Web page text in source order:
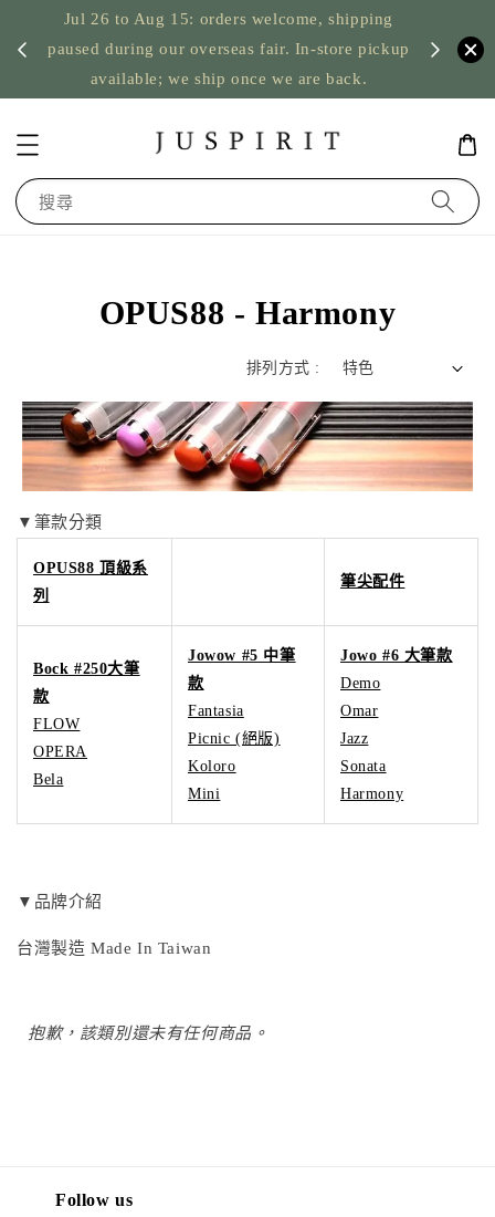
Jul 26 to Aug 15: orders welcome, shipping
paused during our overseas fair. In-store pickup
available; we ship once we are back.
US
搜尋
OPUS88 - Harmony
排列方式 :
OPUS88 頂級系
列
筆尖配件
Bock #250大筆
款
FLOW
OPERA
Bela
Jowow #5 中筆
款
Fantasia
Picnic (絕版)
Koloro
Mini
Jowo #6 大筆款
Demo
Omar
Jazz
Sonata
Harmony
▼筆款分類
▼品牌介紹
台灣製造 Made In Taiwan
抱歉，該類別還未有任何商品。
Follow us